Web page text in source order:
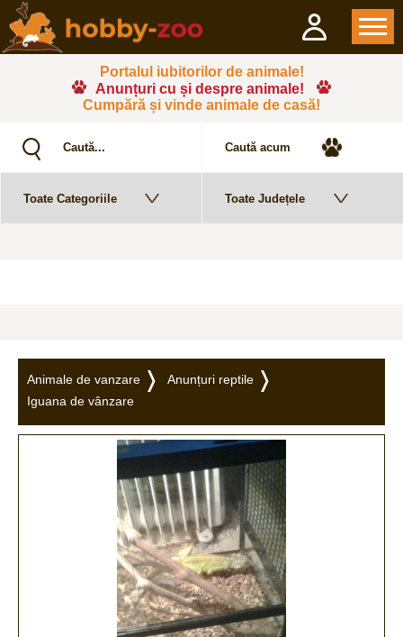
Portalul iubitorilor de animale!
Anunțuri cu și despre animale!
Cumpără și vinde animale de casă!
Animale de vanzare
Anunțuri reptile
Iguana de vânzare